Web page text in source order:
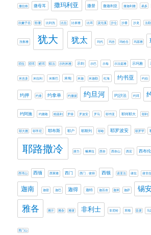
撒拉铁 撒母耳 撒玛利亚 撒督 撒迦利亚 撒迦利雅 易多
欣嫩子谷 歌珊 比利洗 比拉 比拿雅 比珥 汲沦溪 沙仑 沙番 沙龙 法
洗鲁雅 犹大 犹太 玛代 玛吉 玛哈念 玛基雅
琐拉 琐珥 睚珥 矶法 示利米雅 示剑 示巴 示每 示法提雅 示玛雅
米吉多 米拉利 米斯巴 米甸 米迦 米迦勒 红海 约书亚 约伯
约押 约拿 约拿单 约撒拔 约旦河 约沙法 约珥
约阿施 约雅敬 细基利 罗得 罗波安 罗马 耶书亚 耶何耶大 耶利
耶大雅 耶孚尼 耶布斯 耶户 耶斯列 耶歇 耶罗波安 耶罗罕
耶路撒冷 腓力 蛾摩拉 西奈 西奈山 西宏 西布伦
西珥山 西缅 西莱雅 西门 西门．彼得 西顿 该亚法 谢拉 谢非拉
迦南 迦密 迦巴 迦得 迦特 迦百农 迦米 迦萨 锡
雅各 雅斤 雅杂 雅谢 非利士 非尼哈 革顺 音麦 马
黑门山